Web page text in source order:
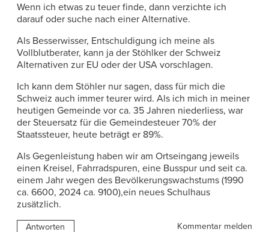
Wenn ich etwas zu teuer finde, dann verzichte ich
darauf oder suche nach einer Alternative.
Als Besserwisser, Entschuldigung ich meine als
Vollblutberater, kann ja der Stöhlker der Schweiz
Alternativen zur EU oder der USA vorschlagen.
Ich kann dem Stöhler nur sagen, dass für mich die
Schweiz auch immer teurer wird. Als ich mich in meiner
heutigen Gemeinde vor ca. 35 Jahren niederliess, war
der Steuersatz für die Gemeindesteuer 70% der
Staatssteuer, heute beträgt er 89%.
Als Gegenleistung haben wir am Ortseingang jeweils
einen Kreisel, Fahrradspuren, eine Busspur und seit ca.
einem Jahr wegen des Bevölkerungswachstums (1990
ca. 6600, 2024 ca. 9100),ein neues Schulhaus
zusätzlich.
Antworten Kommentar melden